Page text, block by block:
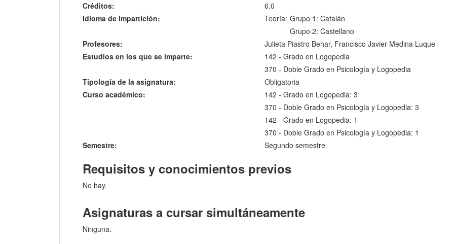
Créditos:
6.0
Idioma de impartición:
Teoría: Grupo 1: Catalán
Grupo 2: Castellano
Profesores:
Julieta Piastro Behar, Francisco Javier Medina Luque
Estudios en los que se imparte:
142 - Grado en Logopedia
370 - Doble Grado en Psicología y Logopedia
Tipología de la asignatura:
Obligatoria
Curso académico:
142 - Grado en Logopedia: 3
370 - Doble Grado en Psicología y Logopedia: 3
142 - Grado en Logopedia: 1
370 - Doble Grado en Psicología y Logopedia: 1
Semestre:
Segundo semestre
Requisitos y conocimientos previos
No hay.
Asignaturas a cursar simultáneamente
Ninguna.